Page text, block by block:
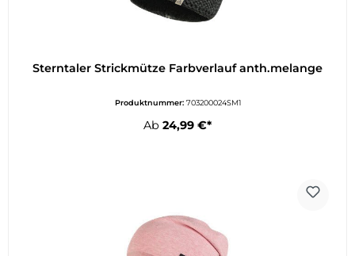
Sterntaler Strickmütze Farbverlauf anth.melange
Produktnummer: 703200024SM1
Ab 24,99 €*